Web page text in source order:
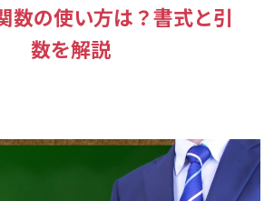
数の使い方は？書式と引
数を解説